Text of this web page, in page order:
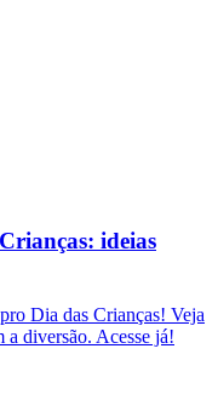
ideias
Dia das Crianças! Veja
a diversão. Acesse já!